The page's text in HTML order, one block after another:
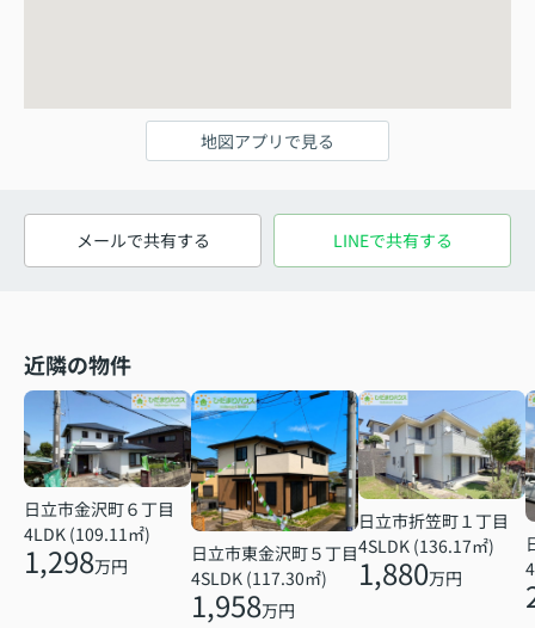
地図アプリで見る
メールで共有する LINEで共有する
近隣の物件
日立市金沢町６丁目
4LDK (109.11㎡)
1,298万円
日立市東金沢町５丁目
4SLDK (117.30㎡)
1,958万円
日立市折笠町１丁目
4SLDK (136.17㎡)
1,880万円